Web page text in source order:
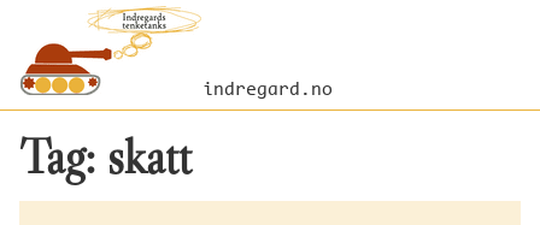
indregard.no
Tag: skatt